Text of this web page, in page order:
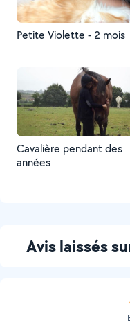
Petite Violette - 2 mois
Cavalière pendant des
années
Avis laissés